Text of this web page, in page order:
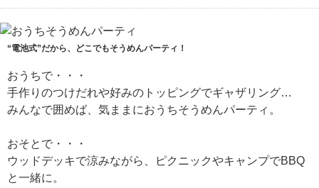
“電池式”だから、どこでもそうめんパーティ！
おうちで・・・
手作りのつけだれや好みのトッピングでギャザリング…
みんなで囲めば、気ままにおうちそうめんパーティ。
おそとで・・・
ウッドデッキで涼みながら、ピクニックやキャンプでBBQ
と一緒に。